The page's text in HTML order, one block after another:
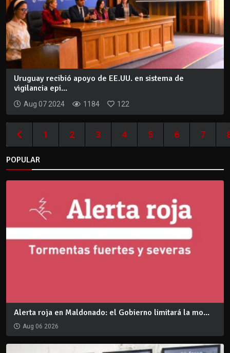
Uruguay recibió apoyo de EE.UU. en sistema de
vigilancia epi...
Aug 07 2024 1184 122
1 2 3 4 5 6 7
POPULAR
Alerta roja en Maldonado: el Gobierno limitará la mo...
Aug 06 2026